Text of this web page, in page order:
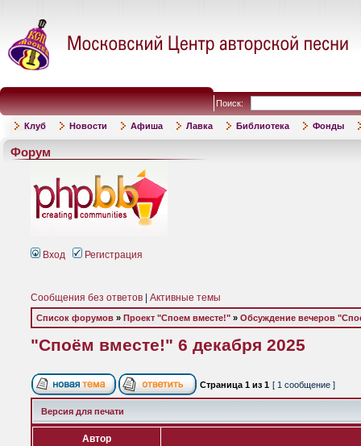
Поиск:
Клуб Новости Афиша Лавка Библиотека Фонды
Форум
Вход Регистрация
Сообщения без ответов Активные темы
Список форумов » Проект "Споем вместе!" » Обсуждение вечеров
"Споём вместе!" 6 декабря 2025
Страница 1 из 1 [ 1 сообщение ]
Версия для печати
Автор